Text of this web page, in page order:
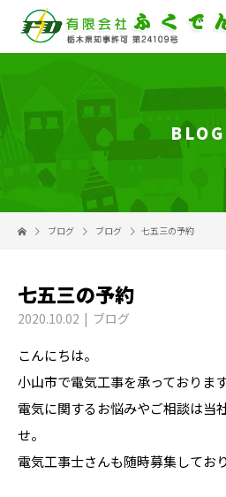
BLOG
ブログ ブログ 七五三の予約
七五三の予約
2020.10.02 ブログ
こんにちは。
小山市で電気工事を承っておりま
電気に関するお悩みやご相談は当
せ。
電気工事士さんも随時募集してお